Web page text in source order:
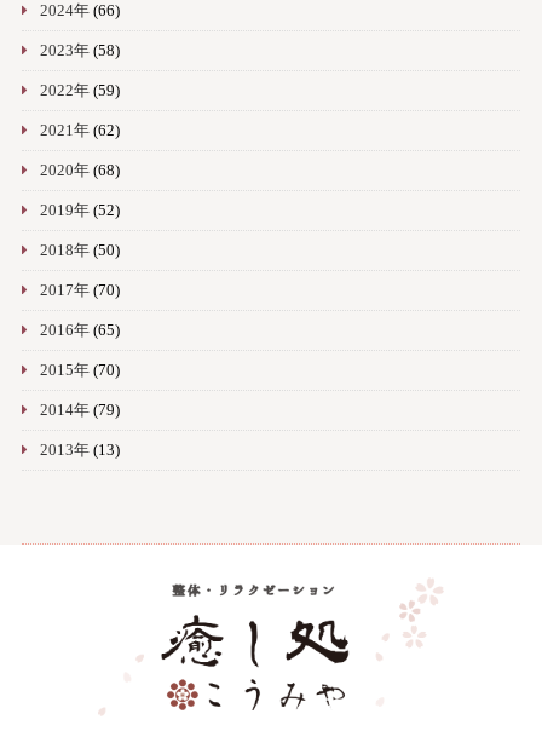
2024年(66)
2023年(58)
2022年(59)
2021年(62)
2020年(68)
2019年(52)
2018年(50)
2017年(70)
2016年(65)
2015年(70)
2014年(79)
2013年(13)